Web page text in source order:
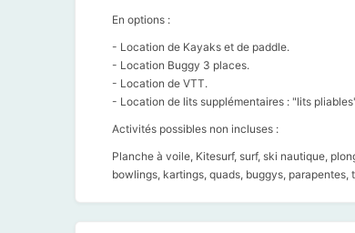
En options :
- Location de Kayaks et de paddle.
- Location Buggy 3 places.
- Location de VTT.
- Location de lits supplémentaires : "lits
Activités possibles non incluses :
Planche à voile, Kitesurf, surf, ski nautique,
bowlings, kartings, quads, buggys,